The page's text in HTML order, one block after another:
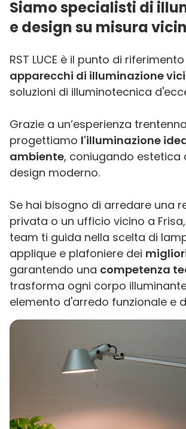
Siamo specialisti di
e design su misura
RST LUCE è il punto di
apparecchi di illuminazione
soluzioni di illuminotecnica
Grazie a un’esperienza
progettiamo l'illuminazione
ambiente, coniugando estetica
design moderno.
Se hai bisogno di arredare una
privata o un ufficio vicino a
team ti guida nella scelta di
applique e plafoniere dei
garantendo una competenza
trasforma ogni corpo
elemento d'arredo funzionale e